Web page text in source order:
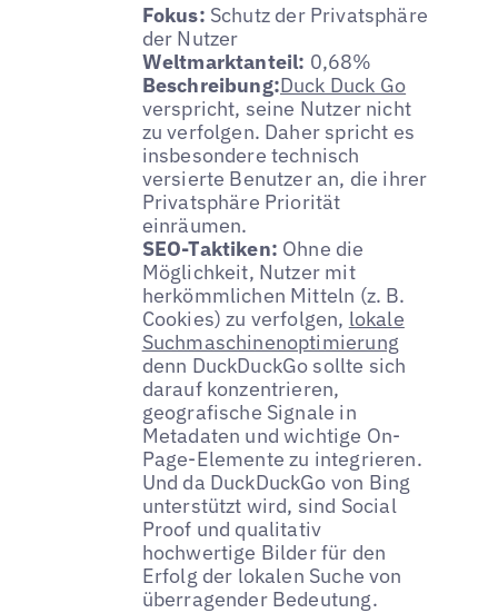
Fokus: Schutz der Privatsphäre
der Nutzer
Weltmarktanteil: 0,68%
Beschreibung:Duck Duck Go
verspricht, seine Nutzer nicht
zu verfolgen. Daher spricht es
insbesondere technisch
versierte Benutzer an, die ihrer
Privatsphäre Priorität
einräumen.
SEO-Taktiken: Ohne die
Möglichkeit, Nutzer mit
herkömmlichen Mitteln (z. B.
Cookies) zu verfolgen, lokale
Suchmaschinenoptimierung
denn DuckDuckGo sollte sich
darauf konzentrieren,
geografische Signale in
Metadaten und wichtige On-
Page-Elemente zu integrieren.
Und da DuckDuckGo von Bing
unterstützt wird, sind Social
Proof und qualitativ
hochwertige Bilder für den
Erfolg der lokalen Suche von
überragender Bedeutung.